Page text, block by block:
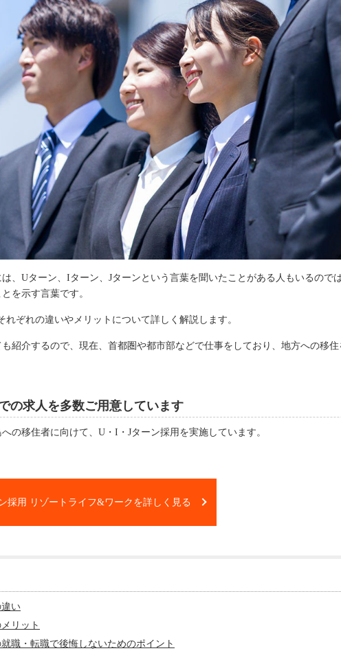
、Uターン、Iターン、Jターンという言葉を聞いたことがある人もいるので
を示す言葉です。
ぞれの違いやメリットについて詳しく解説します。
紹介するので、現在、首都圏や都市部などで仕事をしており、地方への移
の求人を多数ご用意しています
の移住者に向けて、U・I・Jターン採用を実施しています。
採用 リゾートライフ&ワークを詳しく見る
い
リット
職・転職で後悔しないためのポイント